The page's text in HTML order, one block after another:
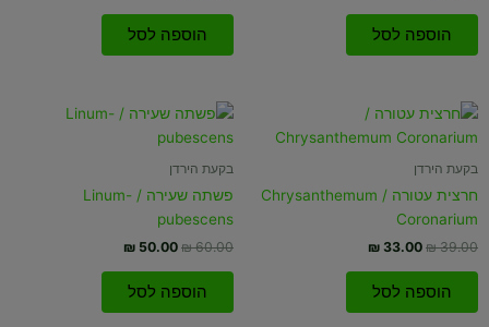
הוספה לסל הוספה לסל
בקעת הירדן
חרצית עטורה / Chrysanthemum
Coronarium
₪39.00
המחיר
היה:
₪ 33.00
המחיר
הנוכחי
הוא:
הוספה לסל
בקעת הירדן
פשתה שעירה / Linum-
pubescens
₪60.00
המחיר
היה:
₪ 50.00
המחיר
הנוכחי
הוספה לסל